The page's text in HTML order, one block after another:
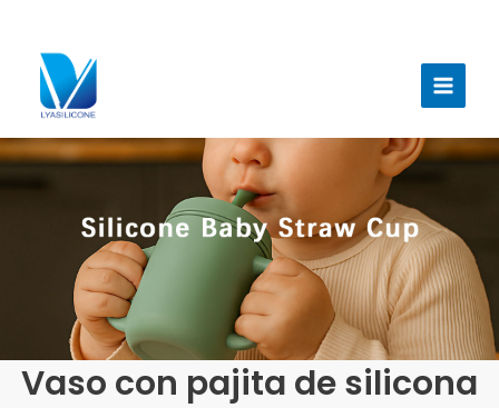
contenido
Vaso con pajita de silicona